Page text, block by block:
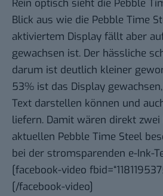
Rein optisch sieht die Pebble
Blick aus wie die Pebble Time
aktiviertem Display fällt aber
gewachsen ist. Der hässliche
darum ist deutlich kleiner
53% ist das Display
Text darstellen können und
liefern. Damit wären direkt
aktuellen Pebble Time Steel
bei der stromsparenden e-Ink-
[facebook-video
[/facebook-video]